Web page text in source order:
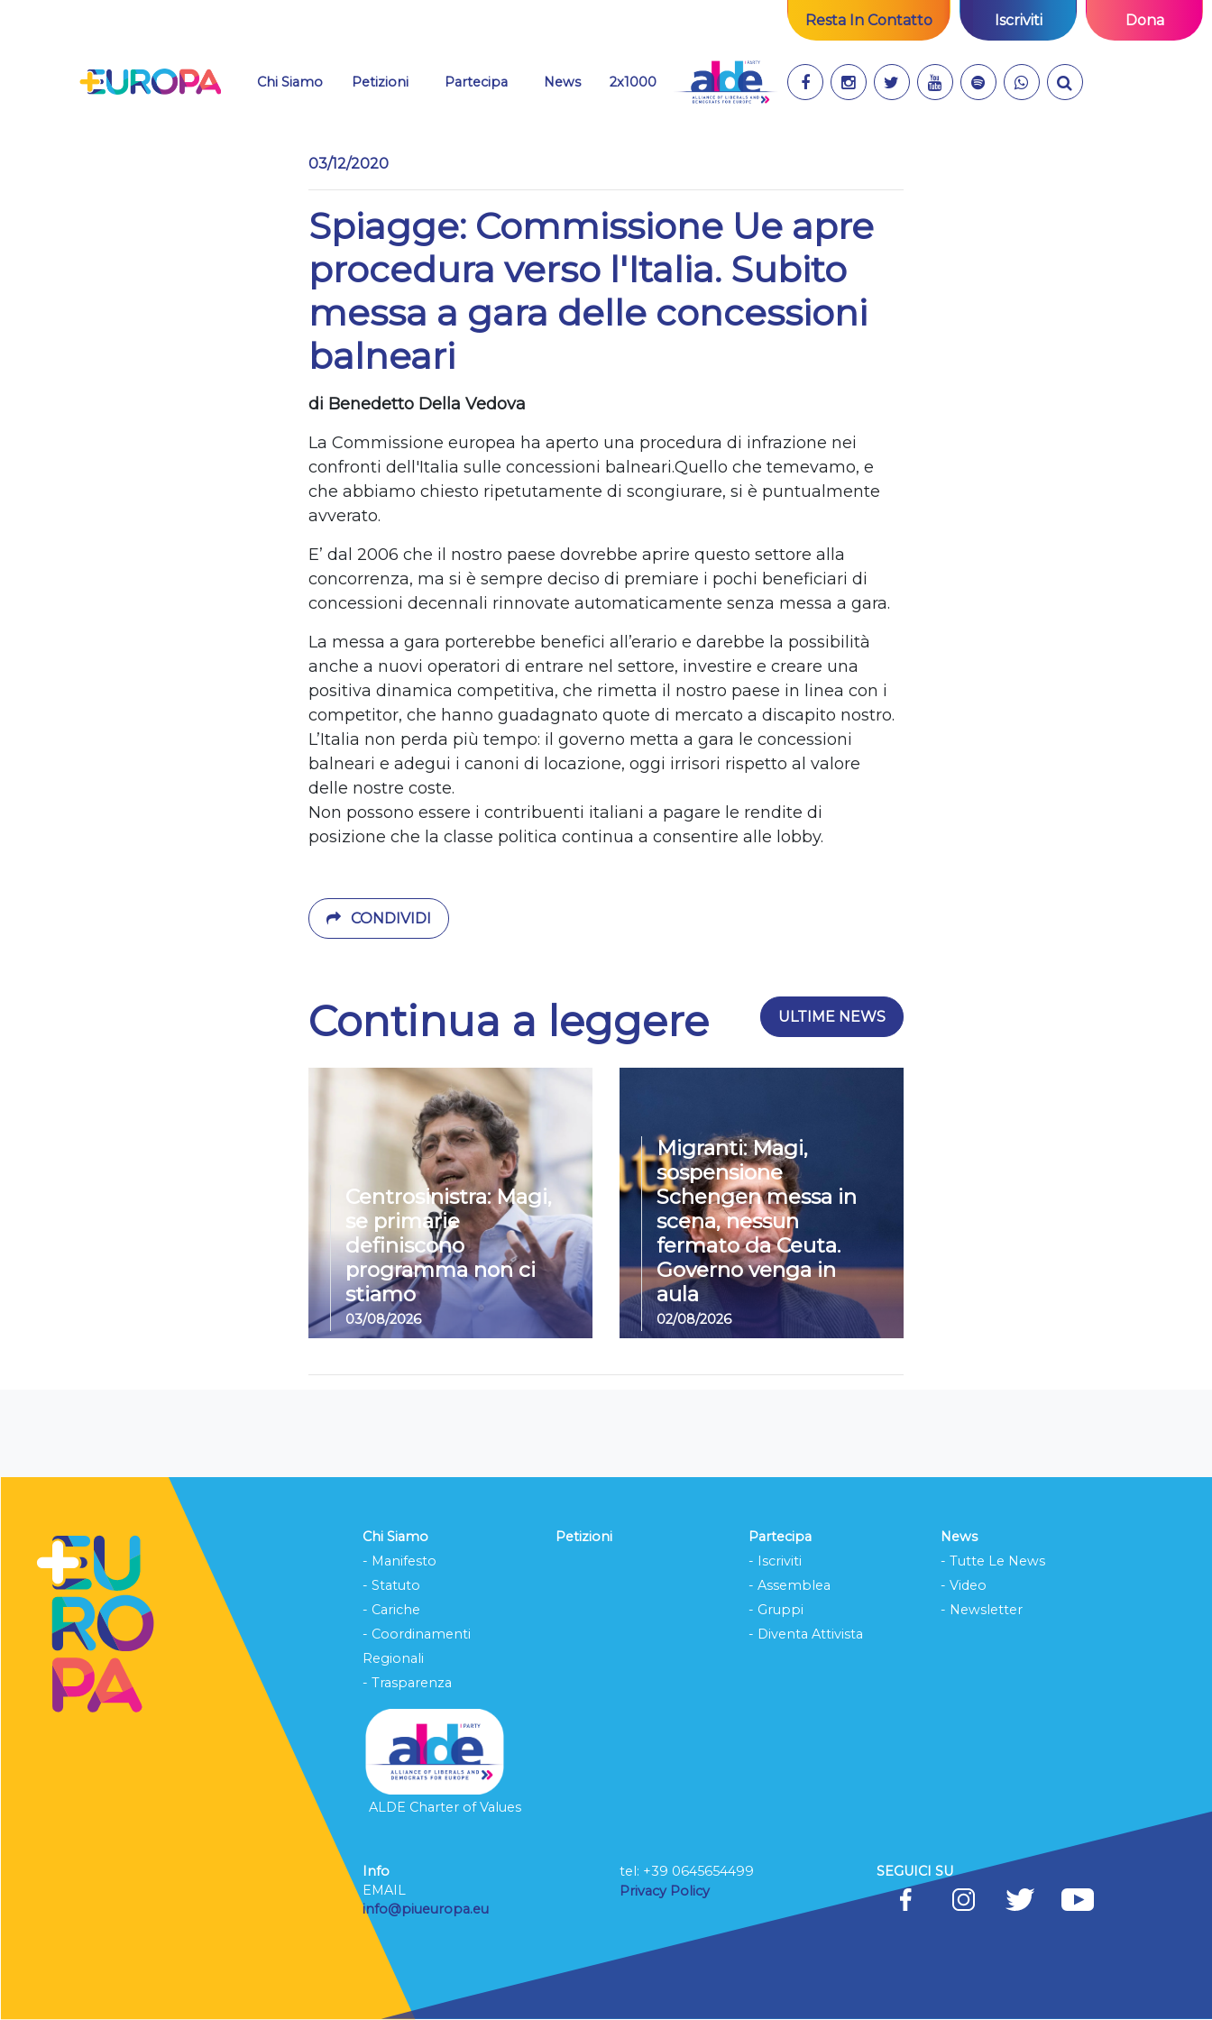
Resta In Contatto Iscriviti Dona
Chi Siamo Petizioni Partecipa News(current)
2x1000
03/12/2020
Spiagge: Commissione Ue apre
procedura verso l'Italia. Subito
messa a gara delle concessioni
balneari
di Benedetto Della Vedova
La Commissione europea ha aperto una procedura di infrazione nei
confronti dell'Italia sulle concessioni balneari.Quello che temevamo, e
che abbiamo chiesto ripetutamente di scongiurare, si è puntualmente
avverato.
E’ dal 2006 che il nostro paese dovrebbe aprire questo settore alla
concorrenza, ma si è sempre deciso di premiare i pochi beneficiari di
concessioni decennali rinnovate automaticamente senza messa a gara.
La messa a gara porterebbe benefici all’erario e darebbe la possibilità
anche a nuovi operatori di entrare nel settore, investire e creare una
positiva dinamica competitiva, che rimetta il nostro paese in linea con i
competitor, che hanno guadagnato quote di mercato a discapito nostro.
L’Italia non perda più tempo: il governo metta a gara le concessioni
balneari e adegui i canoni di locazione, oggi irrisori rispetto al valore
delle nostre coste.
Non possono essere i contribuenti italiani a pagare le rendite di
posizione che la classe politica continua a consentire alle lobby.
CONDIVIDI
Continua a leggere ULTIME NEWS
Centrosinistra: Magi,
se primarie
definiscono
programma non ci
stiamo
03/08/2026
Migranti: Magi,
sospensione
Schengen messa in
scena, nessun
fermato da Ceuta.
Governo venga in
aula
02/08/2026
Chi Siamo
- Manifesto
- Statuto
- Cariche
- Coordinamenti
Regionali
- Trasparenza
ALDE Charter of Values
Petizioni
Partecipa
- Iscriviti
- Assemblea
- Gruppi
- Diventa Attivista
News
- Tutte Le News
- Video
- Newsletter
Info
EMAIL
info@piueuropa.eu
tel: ‭+39 0645654499
Privacy Policy
SEGUICI SU